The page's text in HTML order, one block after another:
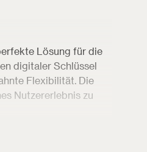
Lösung für die
digitaler Schlüssel
Flexibilität. Die
Nutzererlebnis zu